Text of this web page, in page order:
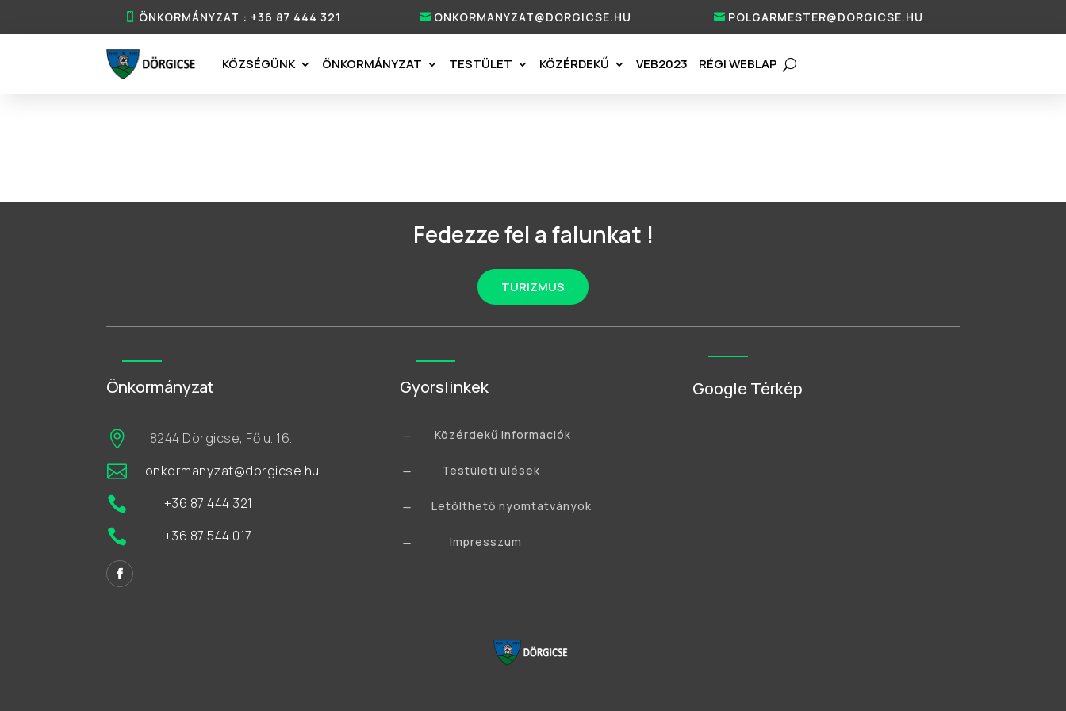
ÖNKORMÁNYZAT : +36 87 444 321 ONKORMANYZAT@DORGICSE.HU POLGARMESTER@DORGICSE.HU
KÖZSÉGÜNK ÖNKORMÁNYZAT TESTÜLET KÖZÉRDEKŰ VEB2023 RÉGI WEBLAP
Fedezze fel a falunkat !
TURIZMUS
Önkormányzat
 8244 Dörgicse, Fő u. 16.
 onkormanyzat@dorgicse.hu
 +36 87 444 321
 +36 87 544 017
Gyorslinkek
K Közérdekű információk
K Testületi ülések
K Letölthető nyomtatványok
K Impresszum
Google Térkép